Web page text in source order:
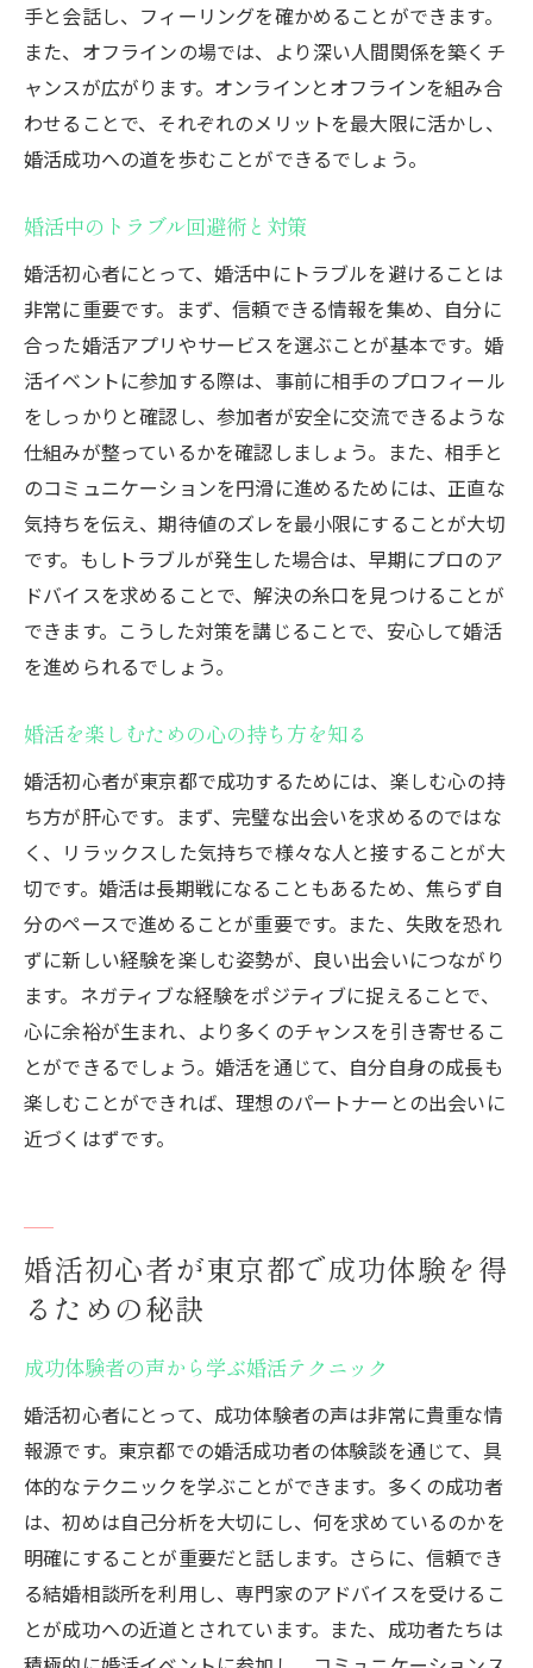
手と会話し、フィーリングを確かめることができます。
また、オフラインの場では、より深い人間関係を築くチ
ャンスが広がります。オンラインとオフラインを組み合
わせることで、それぞれのメリットを最大限に活かし、
婚活成功への道を歩むことができるでしょう。
婚活中のトラブル回避術と対策
婚活初心者にとって、婚活中にトラブルを避けることは
非常に重要です。まず、信頼できる情報を集め、自分に
合った婚活アプリやサービスを選ぶことが基本です。婚
活イベントに参加する際は、事前に相手のプロフィール
をしっかりと確認し、参加者が安全に交流できるような
仕組みが整っているかを確認しましょう。また、相手と
のコミュニケーションを円滑に進めるためには、正直な
気持ちを伝え、期待値のズレを最小限にすることが大切
です。もしトラブルが発生した場合は、早期にプロのア
ドバイスを求めることで、解決の糸口を見つけることが
できます。こうした対策を講じることで、安心して婚活
を進められるでしょう。
婚活を楽しむための心の持ち方を知る
婚活初心者が東京都で成功するためには、楽しむ心の持
ち方が肝心です。まず、完璧な出会いを求めるのではな
く、リラックスした気持ちで様々な人と接することが大
切です。婚活は長期戦になることもあるため、焦らず自
分のペースで進めることが重要です。また、失敗を恐れ
ずに新しい経験を楽しむ姿勢が、良い出会いにつながり
ます。ネガティブな経験をポジティブに捉えることで、
心に余裕が生まれ、より多くのチャンスを引き寄せるこ
とができるでしょう。婚活を通じて、自分自身の成長も
楽しむことができれば、理想のパートナーとの出会いに
近づくはずです。
婚活初心者が東京都で成功体験を得
るための秘訣
成功体験者の声から学ぶ婚活テクニック
婚活初心者にとって、成功体験者の声は非常に貴重な情
報源です。東京都での婚活成功者の体験談を通じて、具
体的なテクニックを学ぶことができます。多くの成功者
は、初めは自己分析を大切にし、何を求めているのかを
明確にすることが重要だと話します。さらに、信頼でき
る結婚相談所を利用し、専門家のアドバイスを受けるこ
とが成功への近道とされています。また、成功者たちは